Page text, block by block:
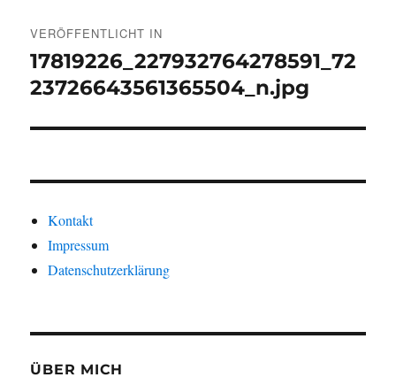
VERÖFFENTLICHT IN
17819226_227932764278591_72
23726643561365504_n.jpg
Kontakt
Impressum
Datenschutzerklärung
ÜBER MICH